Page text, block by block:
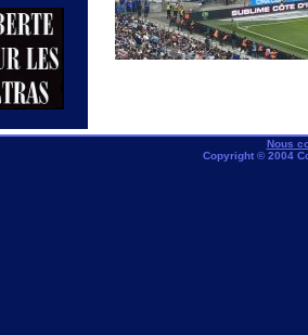
Nous
Copyright © 2004